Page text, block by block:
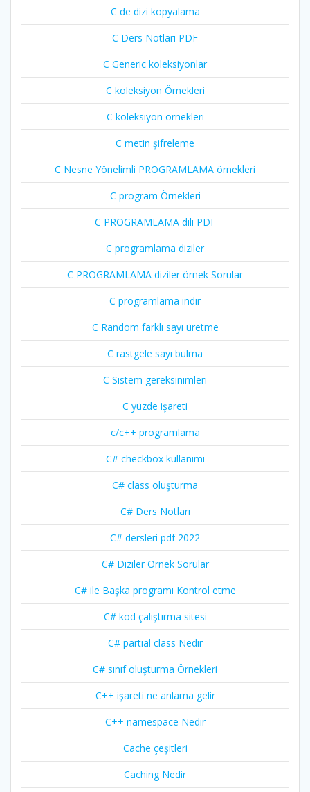
C de dizi kopyalama
C Ders Notları PDF
C Generic koleksiyonlar
C koleksiyon Örnekleri
C koleksiyon örnekleri
C metin şifreleme
C Nesne Yönelimli PROGRAMLAMA örnekleri
C program Örnekleri
C PROGRAMLAMA dili PDF
C programlama diziler
C PROGRAMLAMA diziler örnek Sorular
C programlama indir
C Random farklı sayı üretme
C rastgele sayı bulma
C Sistem gereksinimleri
C yüzde işareti
c/c++ programlama
C# checkbox kullanımı
C# class oluşturma
C# Ders Notları
C# dersleri pdf 2022
C# Diziler Örnek Sorular
C# ile Başka programı Kontrol etme
C# kod çalıştırma sitesi
C# partial class Nedir
C# sınıf oluşturma Örnekleri
C++ işareti ne anlama gelir
C++ namespace Nedir
Cache çeşitleri
Caching Nedir